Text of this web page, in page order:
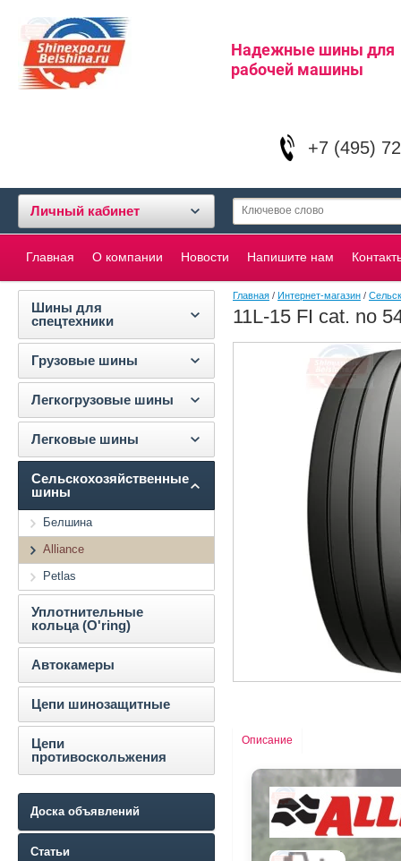
Надежные шины для
рабочей машины
+7 (495)
Личный кабинет
Главная О компании Новости Напишите нам
Шины для
спецтехники
Грузовые шины
Легкогрузовые шины
Легковые шины
Сельскохозяйственные
шины
Белшина
Alliance
Petlas
Уплотнительные
кольца (O'ring)
Автокамеры
Цепи шинозащитные
Цепи
противоскольжения
Доска объявлений
Статьи
Главная / Интернет-магазин /
11L-15 FI cat. no
Описание